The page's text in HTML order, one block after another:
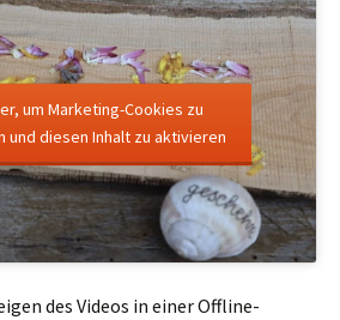
um Marketing-Cookies zu
und diesen Inhalt zu aktivieren
des Videos in einer Offline-